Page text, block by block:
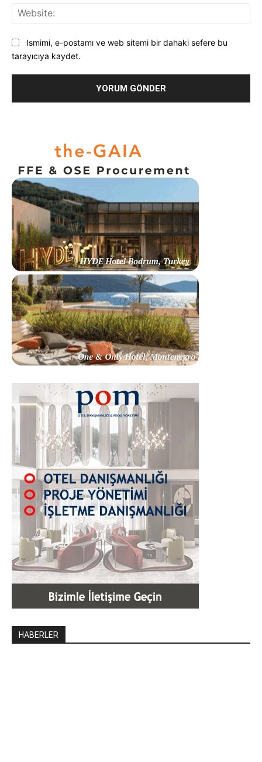
Ismimi, e-postamı ve web sitemi bir dahaki sefere bu
tarayıcıya kaydet.
HABERLER